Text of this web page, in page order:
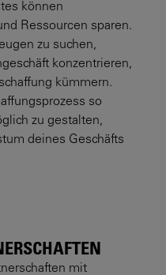
können
Ressourcen sparen.
zu suchen,
konzentrieren,
kümmern.
so
zu gestalten,
deines Geschäfts
mit